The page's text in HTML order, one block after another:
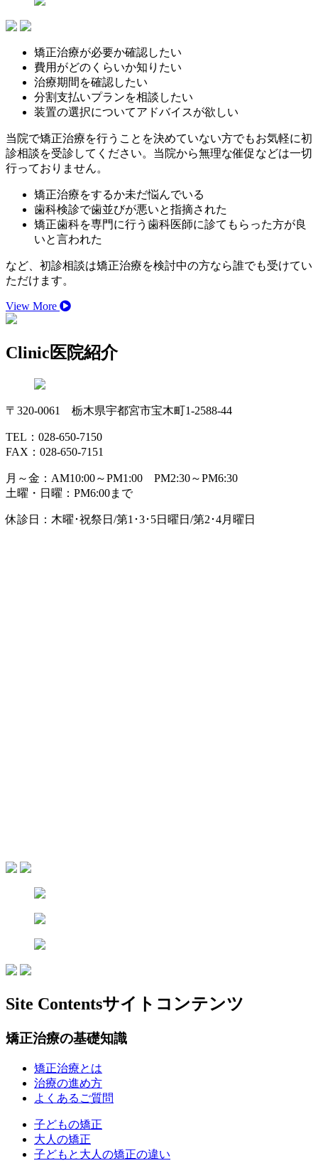
矯正治療が必要か確認したい
費用がどのくらいか知りたい
治療期間を確認したい
分割支払いプランを相談したい
装置の選択についてアドバイスが欲しい
当院で矯正治療を行うことを決めていない方でもお気軽に初
診相談を受診してください。当院から無理な催促などは一切
行っておりません。
矯正治療をするか未だ悩んでいる
歯科検診で歯並びが悪いと指摘された
矯正歯科を専門に行う歯科医師に診てもらった方が良
いと言われた
など、初診相談は矯正治療を検討中の方なら誰でも受けてい
ただけます。
View More
Clinic医院紹介
〒320-0061 栃木県宇都宮市宝木町1-2588-44
TEL：028-650-7150
FAX：028-650-7151
月～金：AM10:00～PM1:00 PM2:30～PM6:30
土曜・日曜：PM6:00まで
休診日：木曜･祝祭日/第1･3･5日曜日/第2･4月曜日
Site Contentsサイトコンテンツ
矯正治療の基礎知識
矯正治療とは
治療の進め方
よくあるご質問
子どもの矯正
大人の矯正
子どもと大人の矯正の違い